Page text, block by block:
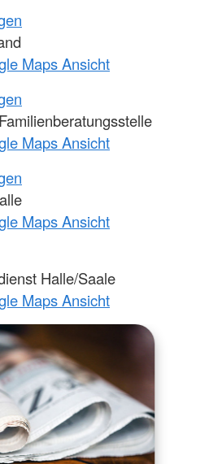
Maps Ansicht
Maps Ansicht
Maps Ansicht
Halle/Saale
Maps Ansicht